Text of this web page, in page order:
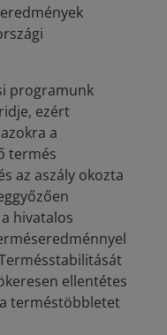
programunk
ezért
a
termés
az aszály okozta
hivatalos
ellentétes
terméstöbbletet